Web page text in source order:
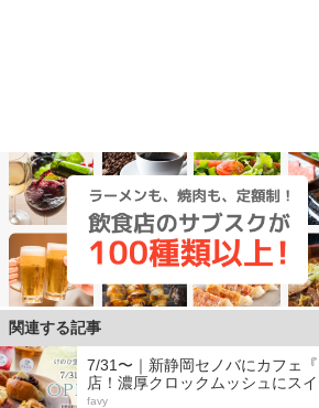
関連する記事
7/31〜｜新静岡セノバにカフェ
店！濃厚クロックムッシュにス
favy